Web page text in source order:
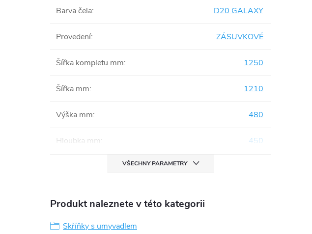
Barva čela: D20 GALAXY
Provedení: ZÁSUVKOVÉ
Šířka kompletu mm: 1250
Šířka mm: 1210
Výška mm: 480
Hloubka mm: 450
VŠECHNY PARAMETRY
Produkt naleznete v této kategorii
Skříňky s umyvadlem